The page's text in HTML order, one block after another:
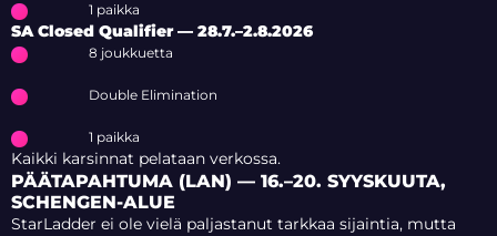
1 paikka
SA Closed Qualifier — 28.7.–2.8.2026
8 joukkuetta
Double Elimination
1 paikka
Kaikki karsinnat pelataan verkossa.
PÄÄTAPAHTUMA (LAN) — 16.–20. SYYSKUUTA,
SCHENGEN-ALUE
StarLadder ei ole vielä paljastanut tarkkaa sijaintia, mutta